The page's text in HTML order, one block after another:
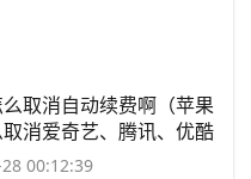
取消自动续费啊（苹果
消爱奇艺、腾讯、优酷
动续00:12:39